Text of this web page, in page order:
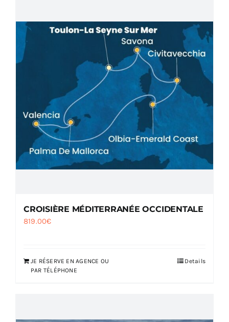
CROISIÈRE MÉDITERRANÉE OCCIDENTALE
819.00€
JE RÉSERVE EN AGENCE OU
PAR TÉLÉPHONE
Details